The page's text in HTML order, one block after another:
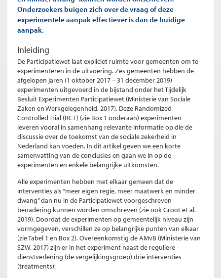
Onderzoekers buigen zich over de vraag of deze
experimentele aanpak effectiever is dan de huidige
aanpak.
Inleiding
De Participatiewet laat expliciet ruimte voor gemeenten om te
experimenteren in de uitvoering. Zes gemeenten hebben de
afgelopen jaren (1 oktober 2017 – 31 december 2019)
experimenten uitgevoerd in de bijstand onder het Tijdelijk
Besluit Experimenten Participatiewet (Ministerie van Sociale
Zaken en Werkgelegenheid, 2017). Deze Randomized
Controlled Trial (RCT) (zie Box 1 onderaan) experimenten
leveren vooral in samenhang relevante informatie op die de
discussie over de toekomst van de sociale zekerheid in
Nederland kan voeden. In dit artikel geven we een korte
samenvatting van de conclusies en gaan we in op de
experimenten en enkele belangrijke uitkomsten.
Alle experimenten hebben met elkaar gemeen dat de
interventies als “meer eigen regie, meer maatwerk en minder
dwang” dan nu in de Participatiewet voorgeschreven
benadering kunnen worden omschreven (zie ook Groot et al.
2019). Doordat de experimenten op gemeentelijk niveau zijn
vormgegeven, verschillen ze op belangrijke punten van elkaar
(zie Tabel 1 en Box 2). Overeenkomstig de AMvB (Ministerie van
SZW, 2017) zijn er in het experiment naast de reguliere
dienstverlening (de vergelijkingsgroep) drie interventies
(treatments):